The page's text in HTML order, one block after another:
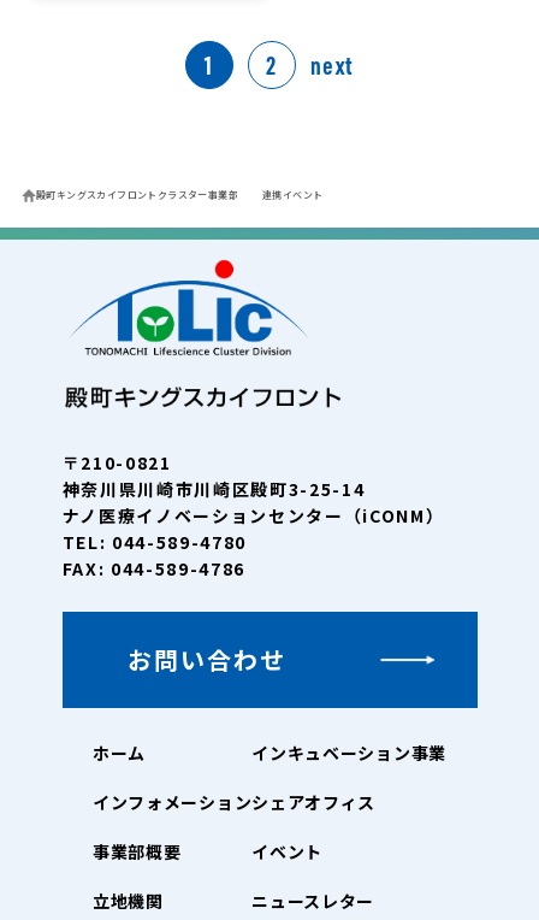
1 2 next
殿町キングスカイフロントクラスター事業部 連携イベント
〒210-0821
神奈川県川崎市川崎区殿町3-25-14
ナノ医療イノベーションセンター（iCONM）
TEL: 044-589-4780
FAX: 044-589-4786
お問い合わせ
ホーム
インフォメーション
事業部概要
立地機関
インキュベーション事業
シェアオフィス
イベント
ニュースレター